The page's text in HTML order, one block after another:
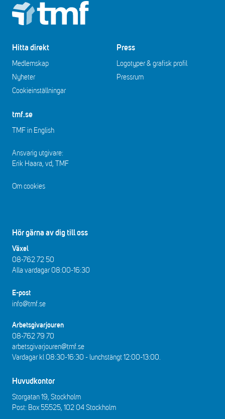
Footer
Hitta direkt
Medlemskap
Nyheter
Cookieinställningar
Press
Logotyper & grafisk profil
Pressrum
tmf.se
TMF in English
Ansvarig utgivare:
Erik Haara, vd, TMF
Om cookies
Hör gärna av dig till oss
Växel
08-762 72 50
Alla vardagar 08:00-16:30​​
E-post
info@tmf.se
Arbetsgivarjouren
08-762 79 70
arbetsgivarjouren@tmf.se
Vardagar kl 08:30-16:30 - lunchstängt 12:00-13:00​.
Huvudkontor
Storgatan 19, Stockholm
Post: Box 55525, 102 04 Stockholm